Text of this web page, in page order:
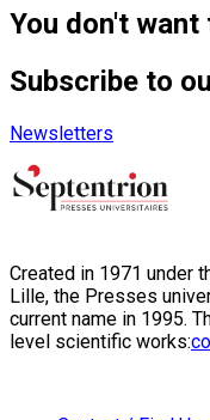
You don't
Subscribe to
Newsletters
Created in 1971 under
Lille, the Presses
current name in 1995.
level scientific works: